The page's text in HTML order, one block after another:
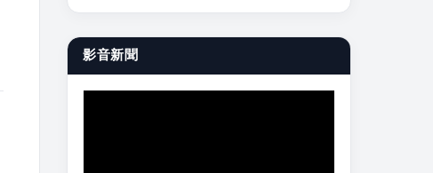
影音新聞